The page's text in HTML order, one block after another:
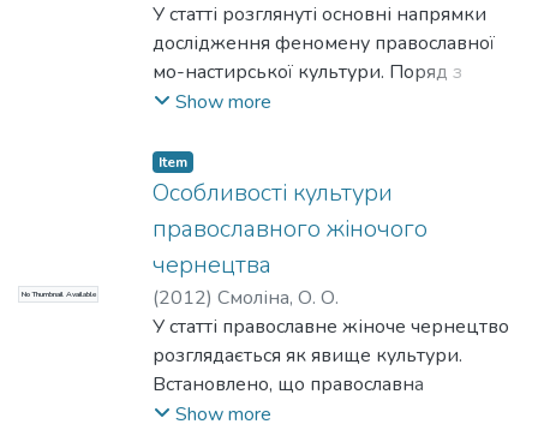
У статті розглянуті основні напрямки
дослідження феномену православної
мо-настирської культури. Поряд з
наявними численними дослідженнями
містики, аскетики, історії, літературної
творчості, музики, кухні тощо, сучасна
культурологія повинна поглянути на
чернецтво як на цілісний тип культури
через систему її маркерів.
Show more
No Thumbnail Available
Item
Особливості культури
православного жіночого
чернецтва
(2012) Смоліна, О. О.
У статті православне жіноче чернецтво
розглядається як явище культури.
Встановлено, що православна
монастирська культура є сферою життя
Show more